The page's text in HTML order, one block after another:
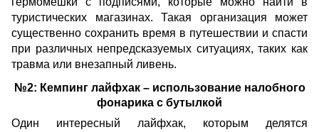
туристических магазинах. Такая организация может
существенно сохранить время в путешествии и спасти
при различных непредсказуемых ситуациях, таких как
травма или внезапный ливень.
№2: Кемпинг лайфхак – использование налобного
фонарика с бутылкой
Один интересный лайфхак, которым делятся